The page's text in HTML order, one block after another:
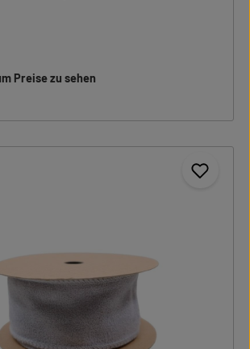
Preise zu sehen